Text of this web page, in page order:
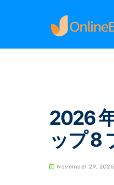
Home
2026
ップ 8
November 29, 2025